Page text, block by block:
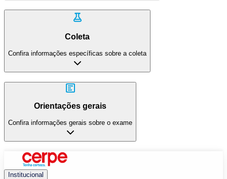
Coleta
Confira informações específicas sobre a coleta
Orientações gerais
Confira informações gerais sobre o exame
Institucional